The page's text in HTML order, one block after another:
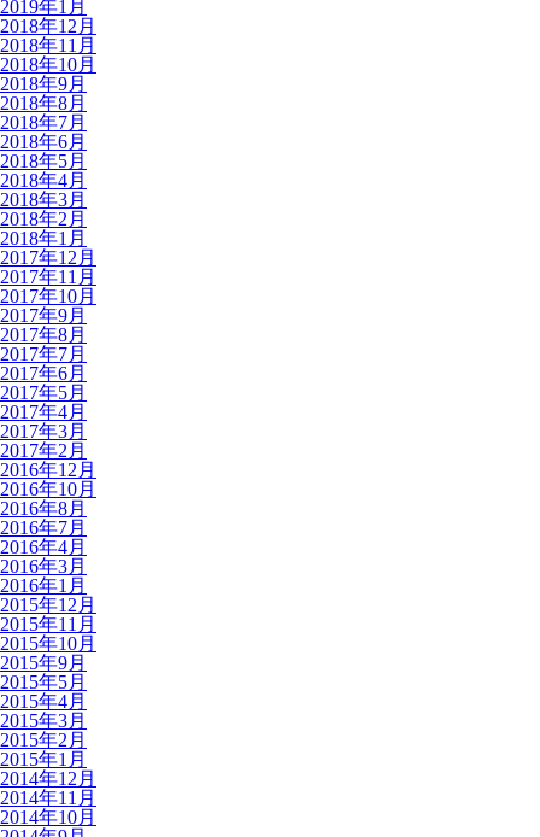
2019年1月
2018年12月
2018年11月
2018年10月
2018年9月
2018年8月
2018年7月
2018年6月
2018年5月
2018年4月
2018年3月
2018年2月
2018年1月
2017年12月
2017年11月
2017年10月
2017年9月
2017年8月
2017年7月
2017年6月
2017年5月
2017年4月
2017年3月
2017年2月
2016年12月
2016年10月
2016年8月
2016年7月
2016年4月
2016年3月
2016年1月
2015年12月
2015年11月
2015年10月
2015年9月
2015年5月
2015年4月
2015年3月
2015年2月
2015年1月
2014年12月
2014年11月
2014年10月